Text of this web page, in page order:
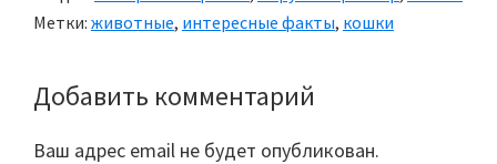
Метки: животные, интересные факты, кошки
Reader
Interactions
Добавить комментарий
Ваш адрес email не будет опубликован.